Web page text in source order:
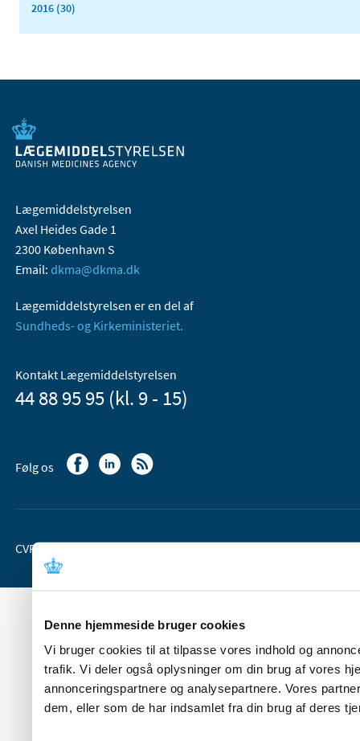
Denne hjemmeside bruger cookies
Vi bruger cookies til at tilpasse vores indhold og
trafik. Vi deler også oplysninger om din brug af vores
annonceringspartnere og analysepartnere. Vores
dem, eller som de har indsamlet fra din brug af deres
2016 (30)
Lægemiddelstyrelsen
Axel Heides Gade 1
2300 København S
Email: dkma@dkma.dk
Lægemiddelstyrelsen er en del af
Sundheds- og Kirkeministeriet.
Kontakt Lægemiddelstyrelsen
44 88 95 95 (kl. 9 - 15)
Følg os
CVR-nr. 37 05 24 85